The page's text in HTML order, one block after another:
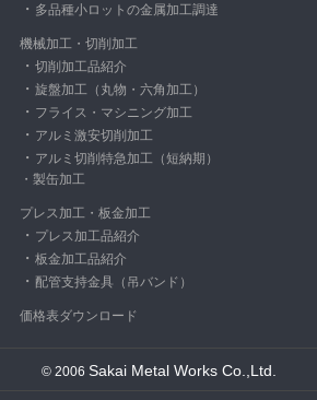
・ 多品種小ロットの金属加工調達
機械加工・切削加工
・ 切削加工品紹介
・ 旋盤加工（丸物・六角加工）
・ フライス・マシニング加工
・ アルミ激安切削加工
・ アルミ切削特急加工（短納期）
・ 製缶加工
プレス加工・板金加工
・ プレス加工品紹介
・ 板金加工品紹介
・ 配管支持金具（吊バンド）
価格表ダウンロード
© 2006 Sakai Metal Works Co.,Ltd.